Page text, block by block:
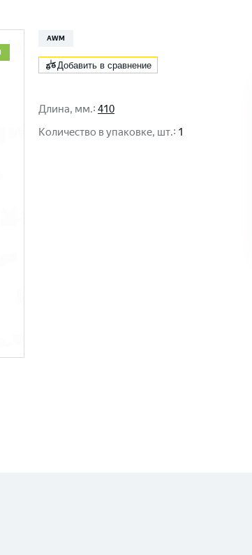
AWM
Добавить в сравнение
Длина, мм.: 410
Количество в упаковке, шт.: 1